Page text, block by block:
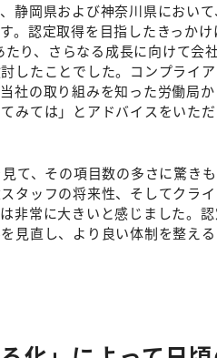
静岡県および神奈川県におい
。認定取得を目指したきっかけ
り、さらなる成長に向けて会
したことでした。コンプライ
社の取り組みを知った労働局
みては」とアドバイスをいた
て、その項目数の多さに驚き
タッフの将来性、そしてクラ
非常に大きいと感じました。
見直し、より良い体制を整え